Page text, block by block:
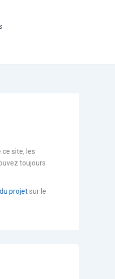
site, les
toujours
projetsur le